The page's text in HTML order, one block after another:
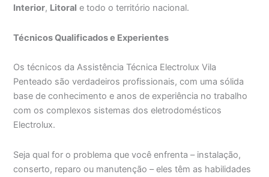
Interior, Litoral e todo o território nacional.
Técnicos Qualificados e Experientes
Os técnicos da Assistência Técnica Electrolux Vila
Penteado são verdadeiros profissionais, com uma sólida
base de conhecimento e anos de experiência no trabalho
com os complexos sistemas dos eletrodomésticos
Electrolux.
Seja qual for o problema que você enfrenta – instalação,
conserto, reparo ou manutenção – eles têm as habilidades